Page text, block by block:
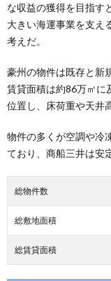
な収益の獲得を目指す
大きい海運事業を支え
考えだ。
豪州の物件は既存と新
賃貸面積は約86万㎡に
位置し、床荷重や天井
物件の多くが空調や冷
ており、商船三井は安
総物件数
総敷地面積
総賃貸面積